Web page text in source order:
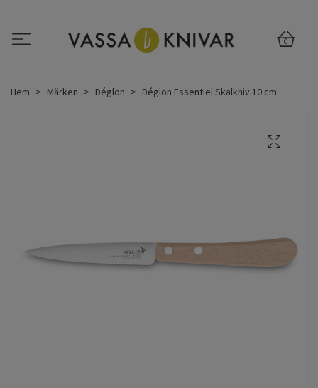
0
Hem Märken Déglon Déglon Essentiel Skalkniv 10 cm